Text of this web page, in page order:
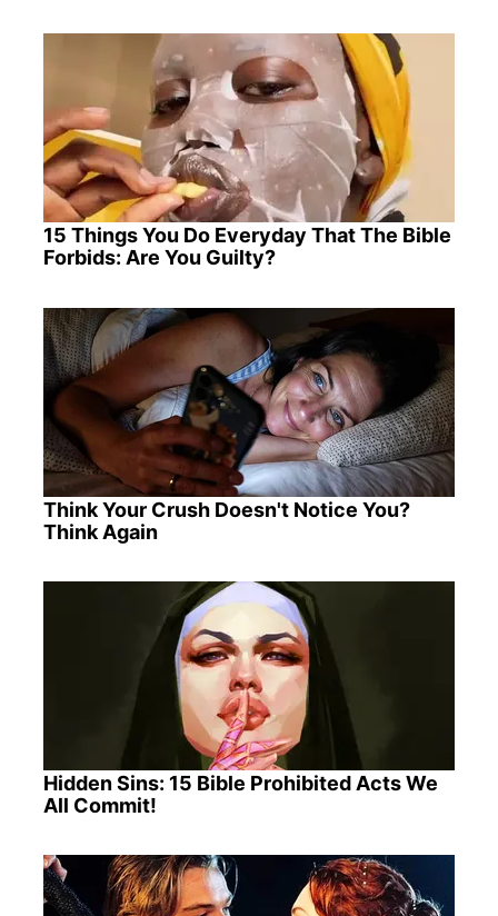
15 Things You Do Everyday That The Bible
Forbids: Are You Guilty?
Think Your Crush Doesn't Notice You?
Think Again
Hidden Sins: 15 Bible Prohibited Acts We
All Commit!